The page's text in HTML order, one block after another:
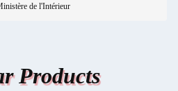
de l'Intérieur
Products